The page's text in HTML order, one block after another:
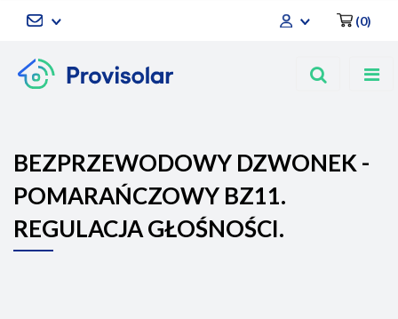
Zaloguj się
(0)
BEZPRZEWODOWY DZWONEK -
POMARAŃCZOWY BZ11.
REGULACJA GŁOŚNOŚCI.